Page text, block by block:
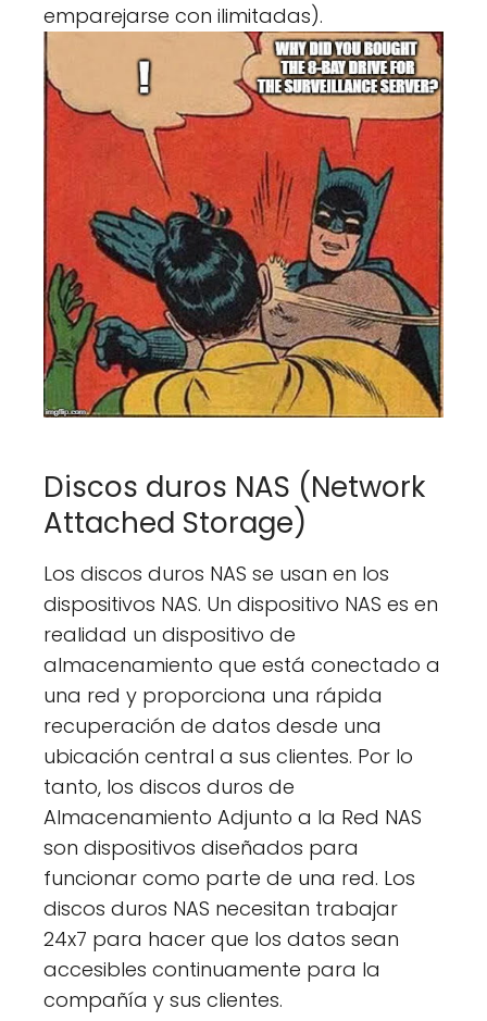
emparejarse con ilimitadas).
Discos duros NAS (Network
Attached Storage)
Los discos duros NAS se usan en los
dispositivos NAS. Un dispositivo NAS es en
realidad un dispositivo de
almacenamiento que está conectado a
una red y proporciona una rápida
recuperación de datos desde una
ubicación central a sus clientes. Por lo
tanto, los discos duros de
Almacenamiento Adjunto a la Red NAS
son dispositivos diseñados para
funcionar como parte de una red. Los
discos duros NAS necesitan trabajar
24x7 para hacer que los datos sean
accesibles continuamente para la
compañía y sus clientes.